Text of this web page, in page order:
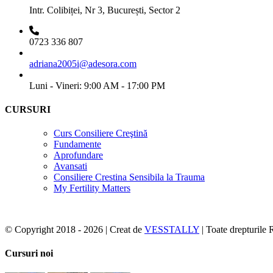
Intr. Colibiței, Nr 3, București, Sector 2
0723 336 807
adriana2005i@adesora.com
Luni - Vineri: 9:00 AM - 17:00 PM
CURSURI
Curs Consiliere Creştină
Fundamente
Aprofundare
Avansati
Consiliere Crestina Sensibila la Trauma
My Fertility Matters
© Copyright 2018 - 2026 | Creat de VESSTALLY | Toate drepturile
Toggle
Cursuri noi